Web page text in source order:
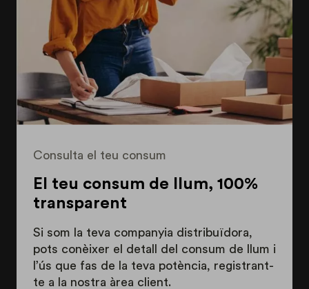
Consulta el teu consum
El teu consum de llum, 100%
transparent
Si som la teva companyia distribuïdora,
pots conèixer el detall del consum de llum i
l’ús que fas de la teva potència, registrant-
te a la nostra àrea client.